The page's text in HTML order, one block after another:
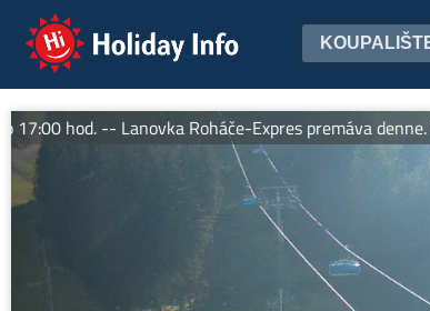
Holiday Info
hod. -- Lanovka Roháče-Expres premáva denne.